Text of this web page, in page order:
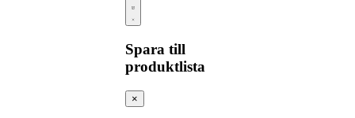
Spara till
produktlista
×